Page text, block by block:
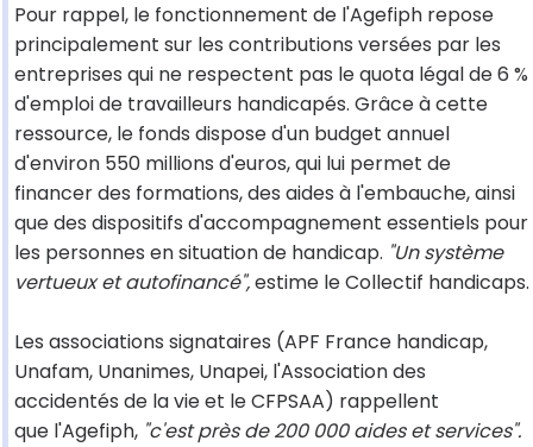
Pour rappel, le fonctionnement de l'Agefiph repose
principalement sur les contributions versées par les
entreprises qui ne respectent pas le quota légal de 6 %
d'emploi de travailleurs handicapés. Grâce à cette
ressource, le fonds dispose d'un budget annuel
d'environ 550 millions d'euros, qui lui permet de
financer des formations, des aides à l'embauche, ainsi
que des dispositifs d'accompagnement essentiels pour
les personnes en situation de handicap. "Un système
vertueux et autofinancé",estime le Collectif handicaps.
Les associations signataires (APF France handicap,
Unafam, Unanimes, Unapei, l'Association des
accidentés de la vie et le CFPSAA) rappellent
que l'Agefiph, "c'est près de 200 000 aides et services".